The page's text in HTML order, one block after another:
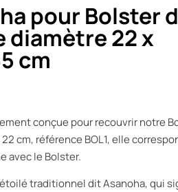
pour Bolster
diamètre 22 x
cm
conçue pour recouvrir notre
cm, référence BOL1, elle
avec le Bolster.
traditionnel dit Asanoha, qui